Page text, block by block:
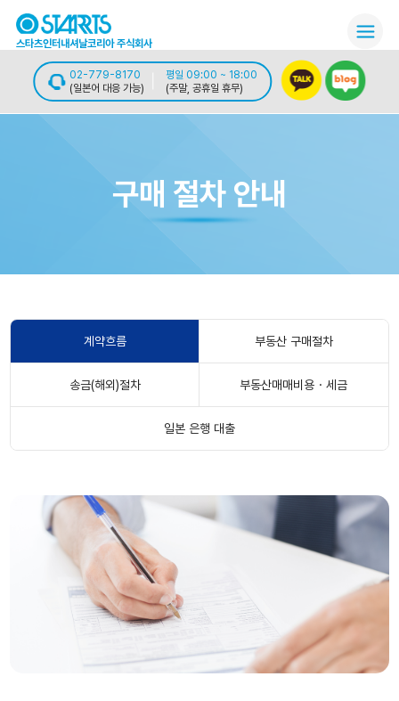
스타츠인터내셔날코리아 주식회사
02-779-8170
(일본어 대응 가능)
평일 09:00 ~ 18:00
(주말, 공휴일 휴무)
구매 절차 안내
계약흐름 부동산 구매절차
송금(해외)절차 부동산매매비용・세금
일본 은행 대출